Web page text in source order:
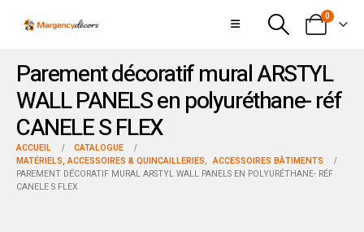
0
Parement décoratif mural ARSTYL
WALL PANELS en polyuréthane- réf
CANELE S FLEX
ACCUEIL
CATALOGUE
MATÉRIELS, ACCESSOIRES & QUINCAILLERIES, ACCESSOIRES BÂTIMENTS
PAREMENT DÉCORATIF MURAL ARSTYL WALL PANELS EN POLYURÉTHANE- RÉF
CANELE S FLEX